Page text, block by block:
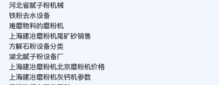
河北省腻子粉机械
铁粉去水设备
难磨物料的磨粉机
上海建冶磨粉机尾矿砂销售
方解石粉设备分类
湖北腻子粉设备厂
上海建冶磨粉机北京磨粉机价格
上海建冶磨粉机灰钙机参数